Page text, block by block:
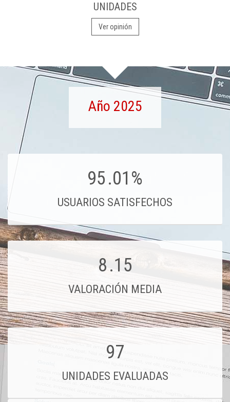
UNIDADES
Ver opinión
Año 2025
95.01%
USUARIOS SATISFECHOS
8.15
VALORACIÓN MEDIA
97
UNIDADES EVALUADAS